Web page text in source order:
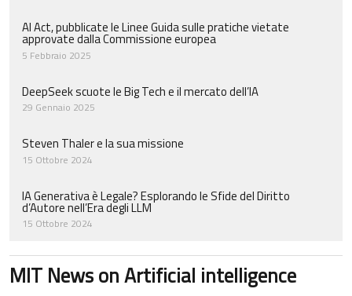
AI Act, pubblicate le Linee Guida sulle pratiche vietate
approvate dalla Commissione europea
5 Febbraio 2025
DeepSeek scuote le Big Tech e il mercato dell’IA
29 Gennaio 2025
Steven Thaler e la sua missione
15 Ottobre 2024
IA Generativa è Legale? Esplorando le Sfide del Diritto
d’Autore nell’Era degli LLM
15 Ottobre 2024
MIT News on Artificial intelligence